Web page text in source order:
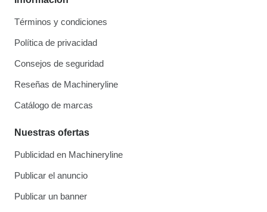
Términos y condiciones
Política de privacidad
Consejos de seguridad
Reseñas de Machineryline
Catálogo de marcas
Nuestras ofertas
Publicidad en Machineryline
Publicar el anuncio
Publicar un banner